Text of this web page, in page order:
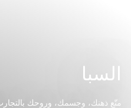
السبا
متّع ذهنك، وجسمك، وروحك